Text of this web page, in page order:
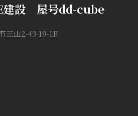
建設 屋号dd-cube
山2-43-19-1F